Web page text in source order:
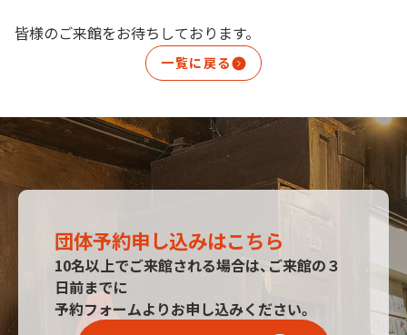
皆様のご来館をお待ちしております。
一覧に戻る
団体予約申し込みはこちら
10名以上でご来館される場合は、ご来館の３
日前までに
予約フォームよりお申し込みください。